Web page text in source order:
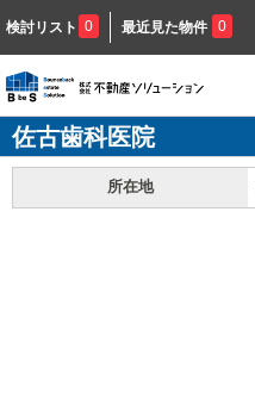
検討リスト 0 最近見た物件 0
佐古歯科医院
所在地